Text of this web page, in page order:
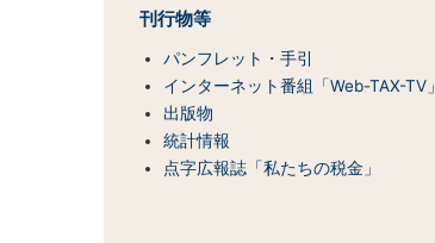
刊行物等
パンフレット・手引
インターネット番組「Web-TAX-TV」
出版物
統計情報
点字広報誌「私たちの税金」